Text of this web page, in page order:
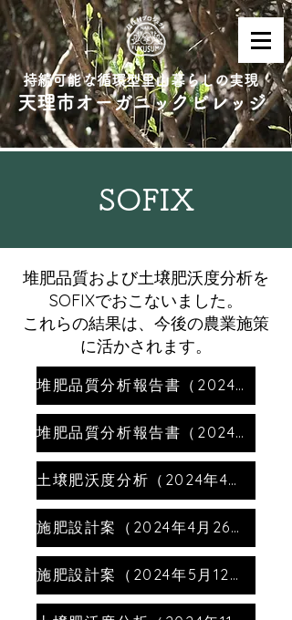
持続可能な循環型里山暮らしの実現
天理市オーガニックビレッジ
SOFIX
堆肥品質および土壌肥沃度分析を
SOFIXでおこないました。
これらの結果は、今後の農業施策
に活かされます。
堆肥品質分析​報告書（2024年2月6日）_1.2M
堆肥品質分析​報告書（2024年4月7日）_2.3M
土壌肥沃度分析（2024年4月25日）_2.1M
施肥設計案（2024年4月26日）_363KB
施肥設計案（2024年5月12日）_406KB